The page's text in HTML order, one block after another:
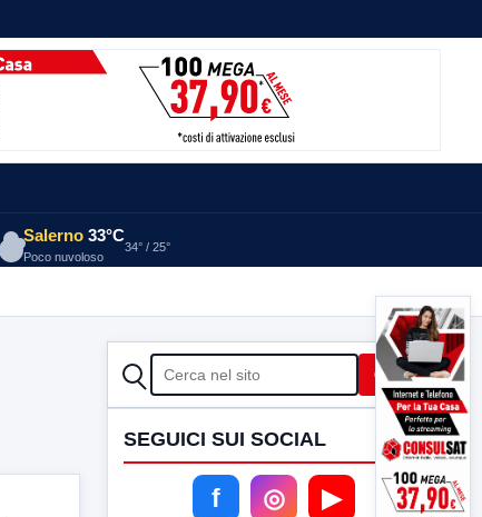
Salerno 33°C
Poco nuvoloso
34° / 25°
CERCA Cerca
SEGUICI SUI SOCIAL
f ◎ ▶